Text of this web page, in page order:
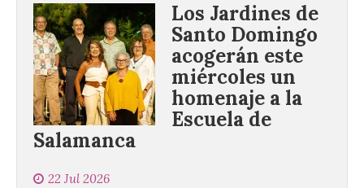
Los Jardines de
Santo Domingo
acogerán este
miércoles un
homenaje a la
Escuela de
Salamanca
22 Jul 2026